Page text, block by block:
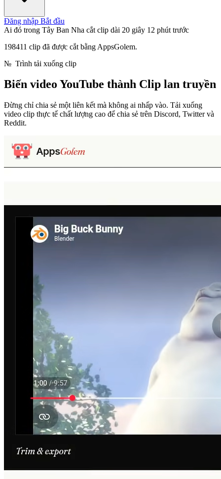
Đăng nhập Bắt đầu
Ai đó trong Tây Ban Nha cắt clip dài 20 giây 12 phút trước
198411 clip đã được cắt bằng AppsGolem.
№ Trình tải xuống clip
Biến video YouTube thành Clip lan truyền
Đừng chỉ chia sẻ một liên kết mà không ai nhấp vào. Tải xuống
video clip thực tế chất lượng cao để chia sẻ trên Discord, Twitter và
Reddit.